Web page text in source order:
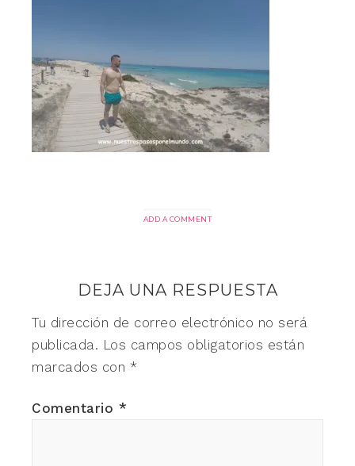
ADD A COMMENT
DEJA UNA RESPUESTA
Tu dirección de correo electrónico no será
publicada. Los campos obligatorios están
marcados con *
Comentario *